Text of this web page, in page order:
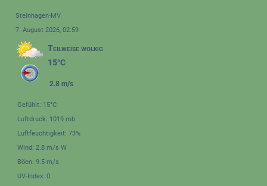
Steinhagen-MV
7. August 2026, 02:59
Teilweise wolkig
15°C
2.8 m/s
Gefühlt: 15°C
Luftdruck: 1019 mb
Luftfeuchtigkeit: 73%
Wind: 2.8 m/s W
Böen: 9.5 m/s
UV-Index: 0